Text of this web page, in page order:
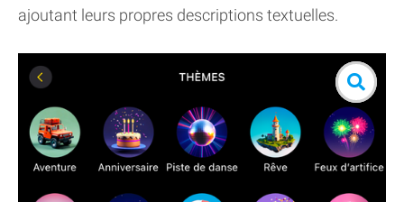
ajoutant leurs propres descriptions textuelles.